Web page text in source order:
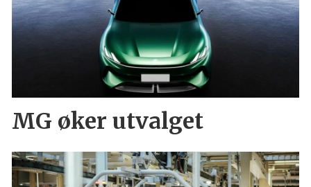
MG øker utvalget